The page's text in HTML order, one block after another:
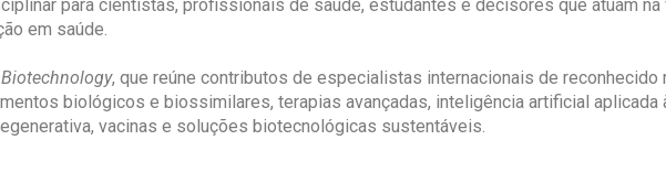
para cientistas, profissionais de saúde, estudantes e decisores que atuam na
em saúde.
, que reúne contributos de especialistas internacionais de reconhecido
biológicos e biossimilares, terapias avançadas, inteligência artificial aplicada
vacinas e soluções biotecnológicas sustentáveis.